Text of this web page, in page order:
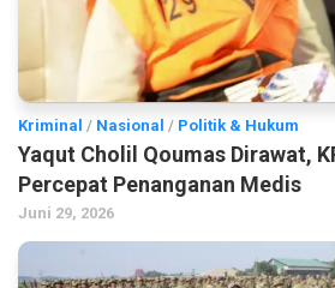
Kriminal / Nasional / Politik & Hukum
Yaqut Cholil Qoumas Dirawat,
Percepat Penanganan Medis
Juni 29, 2026